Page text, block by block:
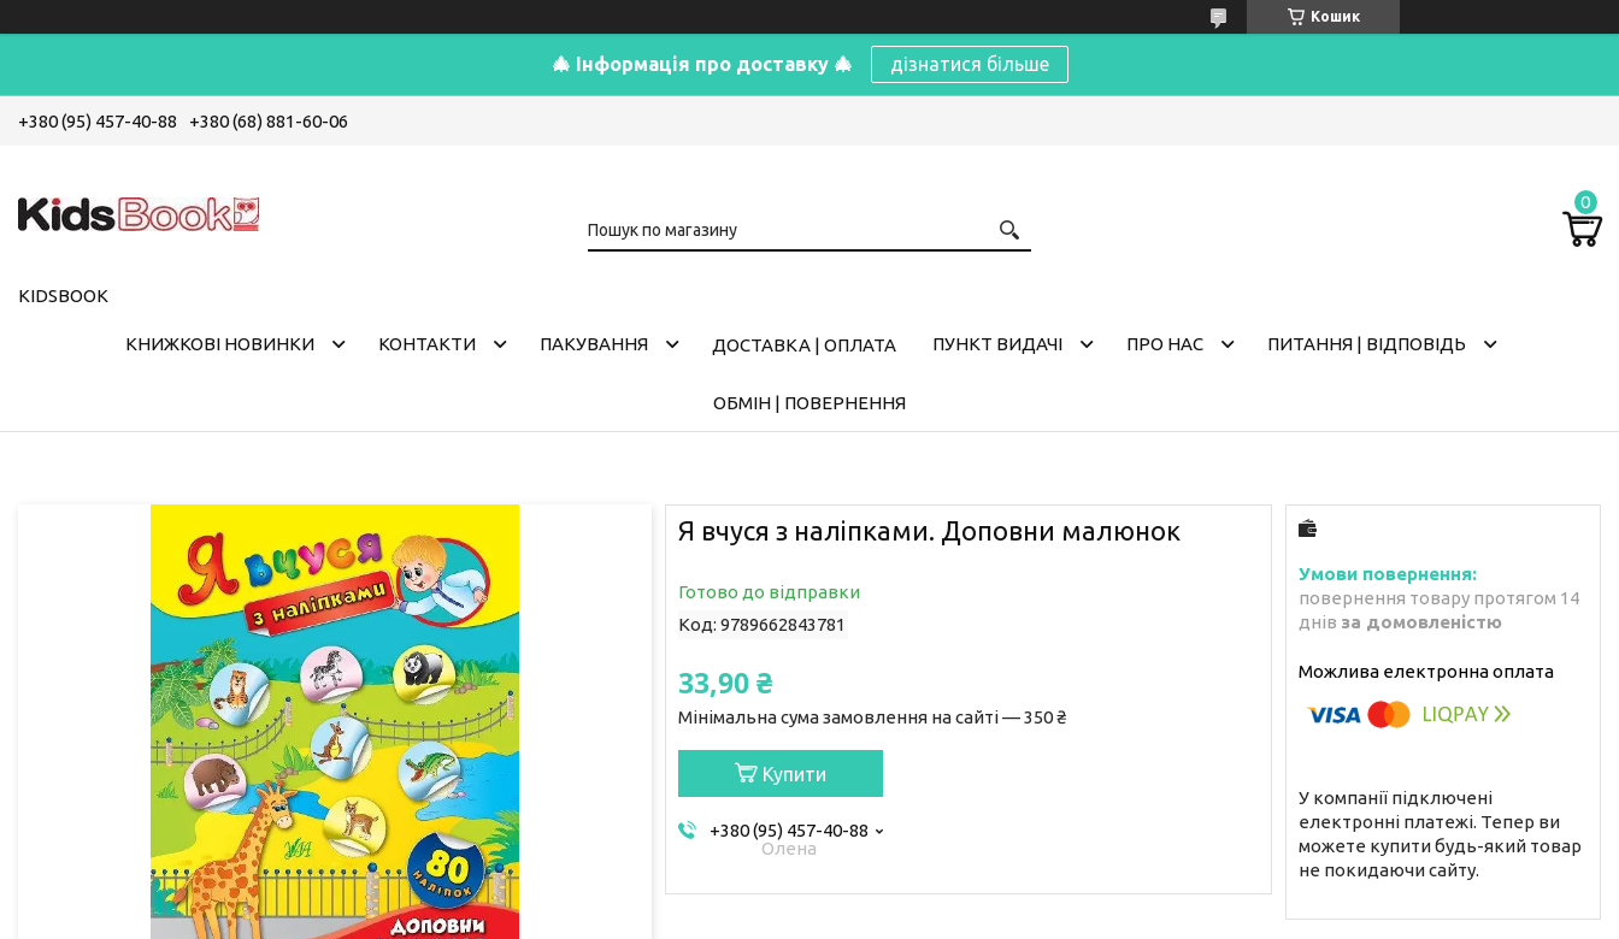
Кошик
🎄 Інформація про доставку 🎄 дізнатися більше
+380 (95) 457-40-88 +380 (68) 881-60-06
KIDSBOOK
КНИЖКОВІ НОВИНКИ КОНТАКТИ ПАКУВАННЯ ДОСТАВКА | ОПЛАТА ПУНКТ ВИДАЧІ ПРО НАС ПИТАННЯ | ВІДПОВІДЬ
ОБМІН | ПОВЕРНЕННЯ
Я вчуся з наліпками. Доповни малюнок
Готово до відправки
Код: 9789662843781
33,90 ₴
Мінімальна сума замовлення на сайті — 350 ₴
Купити
+380 (95) 457-40-88
Олена
повернення товару протягом 14
днів за домовленістю
У компанії підключені
електронні платежі. Тепер ви
можете купити будь-який товар
не покидаючи сайту.